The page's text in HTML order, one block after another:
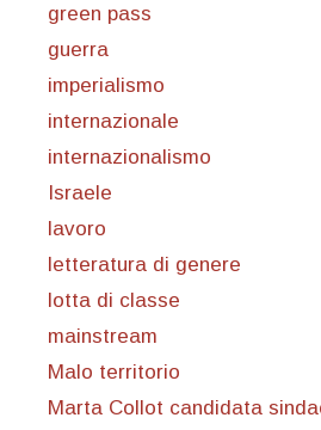
green pass
guerra
imperialismo
internazionale
internazionalismo
Israele
lavoro
letteratura di genere
lotta di classe
mainstream
Malo territorio
Marta Collot candidata